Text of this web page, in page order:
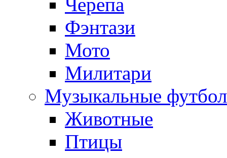
Фэнтази
Мото
Милитари
Музыкальные
Животные
Птицы